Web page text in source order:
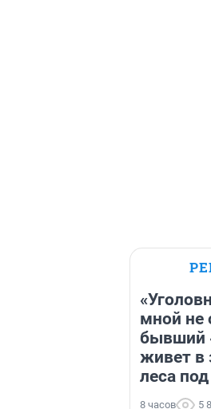
мной не
бывший
живет в
леса
8 часов 5